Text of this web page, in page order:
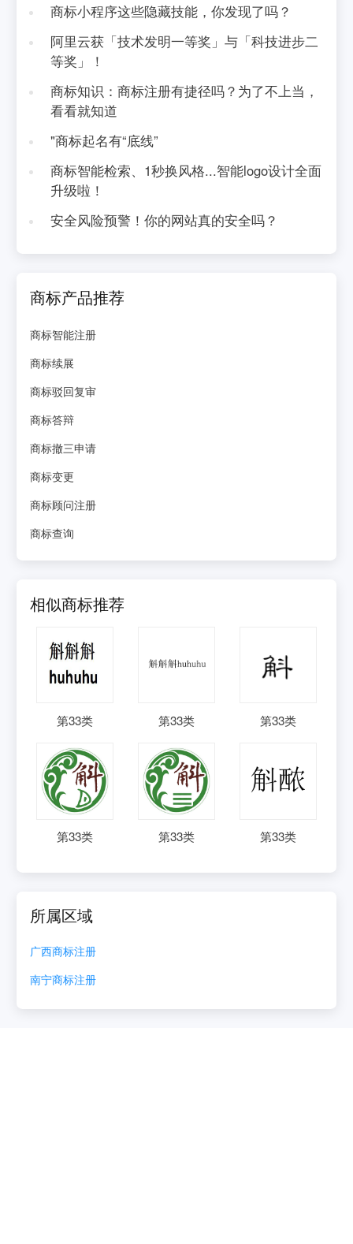
商标小程序这些隐藏技能，你发现了吗？
阿里云获「技术发明一等奖」与「科技进步二
等奖」！
商标知识：商标注册有捷径吗？为了不上当，
看看就知道
"商标起名有“底线”
商标智能检索、1秒换风格...智能logo设计全面
升级啦！
安全风险预警！你的网站真的安全吗？
商标产品推荐
商标智能注册
商标续展
商标驳回复审
商标答辩
商标撤三申请
商标变更
商标顾问注册
商标查询
相似商标推荐
第33类 第33类 第33类
第33类 第33类 第33类
所属区域
广西商标注册
南宁商标注册